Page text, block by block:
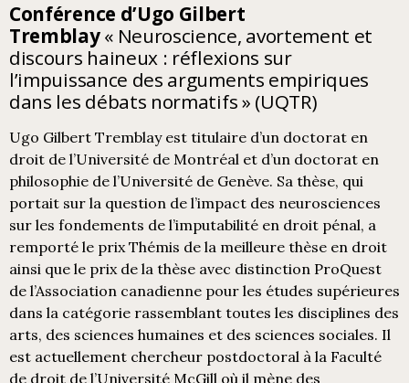
Conférence d’Ugo Gilbert
Tremblay« Neuroscience, avortement et
discours haineux : réflexions sur
l’impuissance des arguments empiriques
dans les débats normatifs» (UQTR)
Ugo Gilbert Tremblay est titulaire d’un doctorat en
droit de l’Université de Montréal et d’un doctorat en
philosophie de l’Université de Genève. Sa thèse, qui
portait sur la question de l’impact des neurosciences
sur les fondements de l’imputabilité en droit pénal, a
remporté le prix Thémis de la meilleure thèse en droit
ainsi que le prix de la thèse avec distinction ProQuest
de l’Association canadienne pour les études supérieures
dans la catégorie rassemblant toutes les disciplines des
arts, des sciences humaines et des sciences sociales. Il
est actuellement chercheur postdoctoral à la Faculté
de droit de l’Université McGill où il mène des